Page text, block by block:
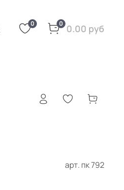
0 0 0.00 руб
арт. пк 792